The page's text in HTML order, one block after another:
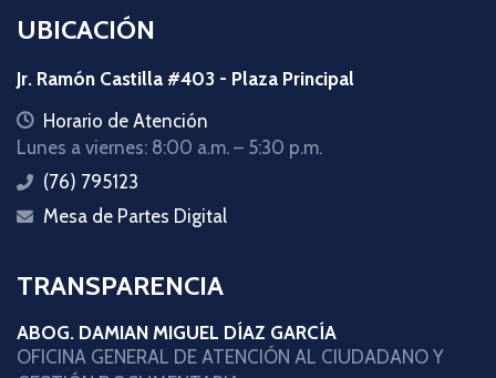
UBICACIÓN
Jr. Ramón Castilla #403 - Plaza Principal
icon
Horario de Atención
Lunes a viernes: 8:00 a.m. – 5:30 p.m.
icon
(76) 795123
icon
Mesa de Partes Digital
TRANSPARENCIA
ABOG. DAMIAN MIGUEL DÍAZ GARCÍA
OFICINA GENERAL DE ATENCIÓN AL CIUDADANO Y